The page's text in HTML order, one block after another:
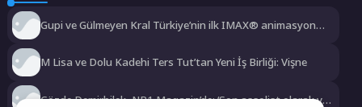
Gupi ve Gülmeyen Kral Türkiye’nin ilk IMAX® animasyon
M Lisa ve Dolu Kadehi Ters Tut’tan Yeni İş Birliği: Vişne
Gözde Demirbilek, NR1 Magazin’de: ‘Son assolist olarak var